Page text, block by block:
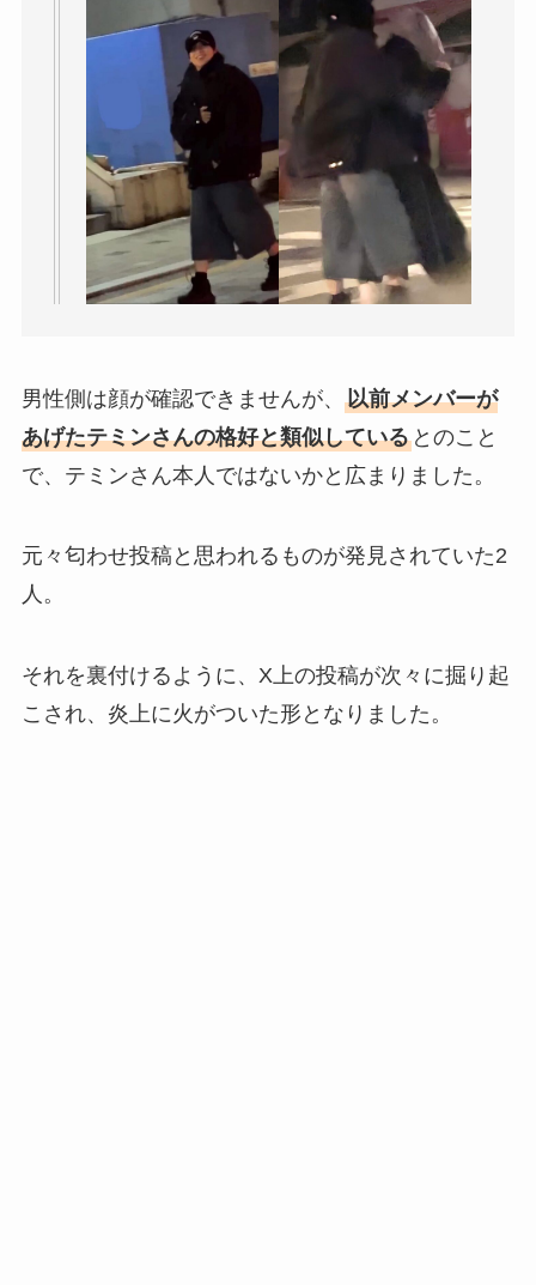
男性側は顔が確認できませんが、 以前メンバーが
あげたテミンさんの格好と類似しているとのこと
で、テミンさん本人ではないかと広まりました。
元々匂わせ投稿と思われるものが発見されていた2
人。
それを裏付けるように、X上の投稿が次々に掘り起
こされ、炎上に火がついた形となりました。